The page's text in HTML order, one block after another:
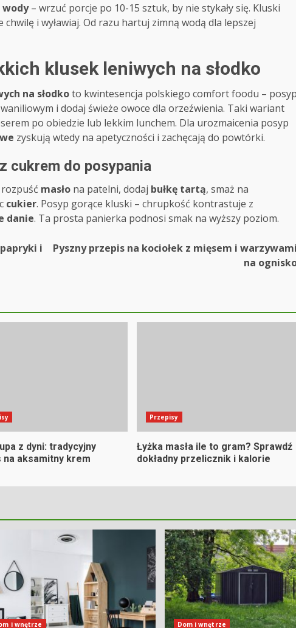
– wrzuć porcje po 10-15 sztuk, by nie stykały się. Kluski
i wyławiaj. Od razu hartuj zimną wodą dla lepszej
klusek leniwych na słodko
na słodkoto kwintesencja polskiego comfort foodu –
i dodaj świeże owoce dla orzeźwienia. Taki wariant
po obiedzie lub lekkim lunchem. Dla urozmaicenia posyp
zyskują wtedy na apetyczności i zachęcają do powtórki.
cukrem do posypania
masło na patelni, dodaj bułkę tartą, smaż na
cukier. Posyp gorące kluski – chrupkość kontrastuje z
danie. Ta prosta panierka podnosi smak na wyższy poziom.
i
Pyszny przepis na kociołek z mięsem i
na
z dyni: tradycyjny
na aksamitny krem
Przepisy
Łyżka masła ile to gram? Sprawdź
dokładny przelicznik i kalorie
i wnętrze Dom i wnętrze